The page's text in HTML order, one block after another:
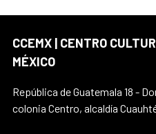
CCEMX | CENTRO
MÉXICO
República de Guatemala 18 -
colonia Centro, alcaldía